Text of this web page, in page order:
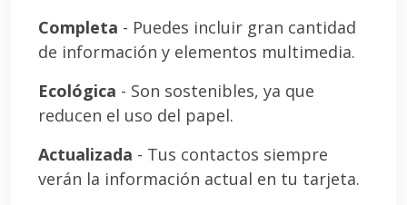
Completa - Puedes incluir gran cantidad
de información y elementos multimedia.
Ecológica - Son sostenibles, ya que
reducen el uso del papel.
Actualizada - Tus contactos siempre
verán la información actual en tu tarjeta.